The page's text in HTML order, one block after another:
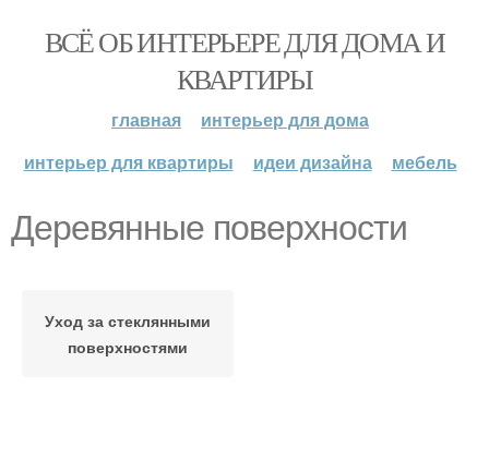
ВСЁ ОБ ИНТЕРЬЕРЕ ДЛЯ ДОМА И
КВАРТИРЫ
главная
интерьер для дома
интерьер для квартиры
идеи дизайна мебель
Деревянные поверхности
Уход за стеклянными
поверхностями